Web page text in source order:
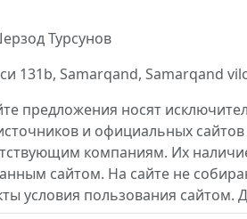
Турсунов
131b, Samarqand, Samarqand
предложения носят
и официальных
компаниям. Их
сайтом. На сайте не
условия пользования